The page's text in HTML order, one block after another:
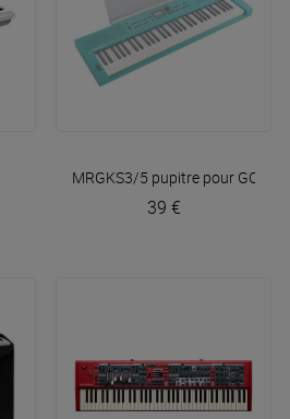
MRGKS3/5 pupitre pour
39 €